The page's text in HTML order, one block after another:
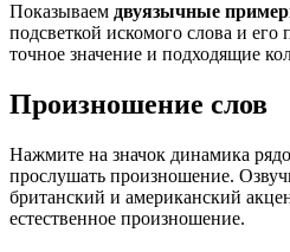
Показываем двуязычные
подсветкой искомого слова и
точное значение и подходящие
Произношение слов
Нажмите на значок динамика
прослушать произношение.
британский и американский
естественное произношение.